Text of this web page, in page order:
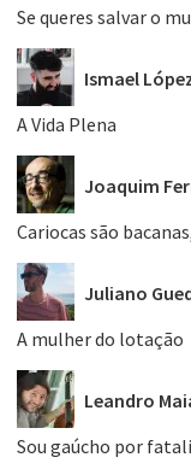
Se queres salvar o
Ismael
A Vida Plena
Joaquim
Cariocas são
Juliano
A mulher do lotação
Leandro
Sou gaúcho por